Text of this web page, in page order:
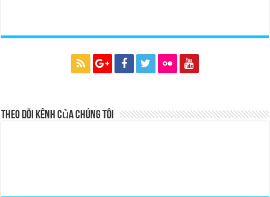
Theo dõi kênh của chúng tôi